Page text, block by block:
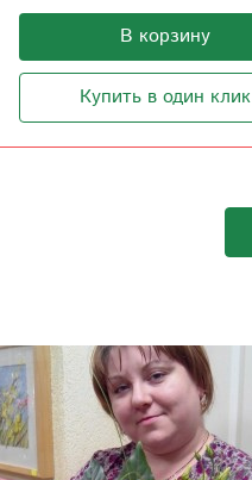
В корзину
Купить в один клик